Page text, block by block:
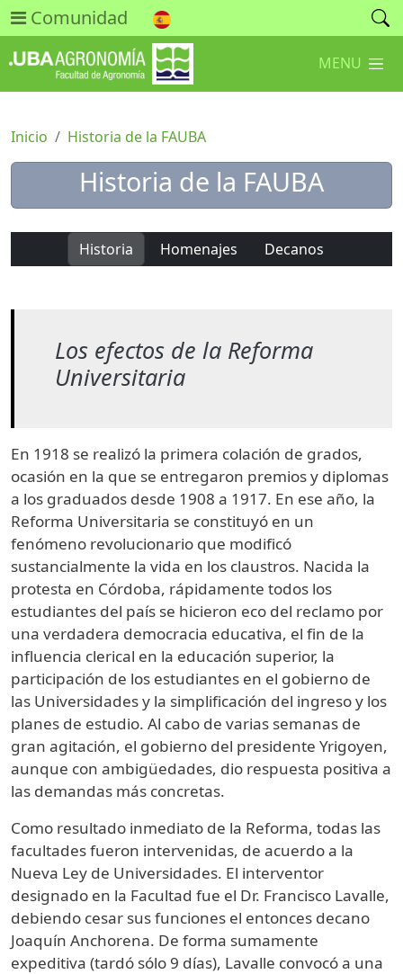
Comunidad
MENU
Inicio Historia de la FAUBA
Historia de la FAUBA
Historia Homenajes Decanos
Los efectos de la Reforma
Universitaria
En 1918 se realizó la primera colación de grados,
ocasión en la que se entregaron premios y diplomas
a los graduados desde 1908 a 1917. En ese año, la
Reforma Universitaria se constituyó en un
fenómeno revolucionario que modificó
sustancialmente la vida en los claustros. Nacida la
protesta en Córdoba, rápidamente todos los
estudiantes del país se hicieron eco del reclamo por
una verdadera democracia educativa, el fin de la
influencia clerical en la educación superior, la
participación de los estudiantes en el gobierno de
las Universidades y la simplificación del ingreso y los
planes de estudio. Al cabo de varias semanas de
gran agitación, el gobierno del presidente Yrigoyen,
aunque con ambigüedades, dio respuesta positiva a
las demandas más concretas.
Como resultado inmediato de la Reforma, todas las
facultades fueron intervenidas, de acuerdo a la
Nueva Ley de Universidades. El interventor
designado en la Facultad fue el Dr. Francisco Lavalle,
debiendo cesar sus funciones el entonces decano
Joaquín Anchorena. De forma sumamente
expeditiva (tardó sólo 9 días), Lavalle convocó a una